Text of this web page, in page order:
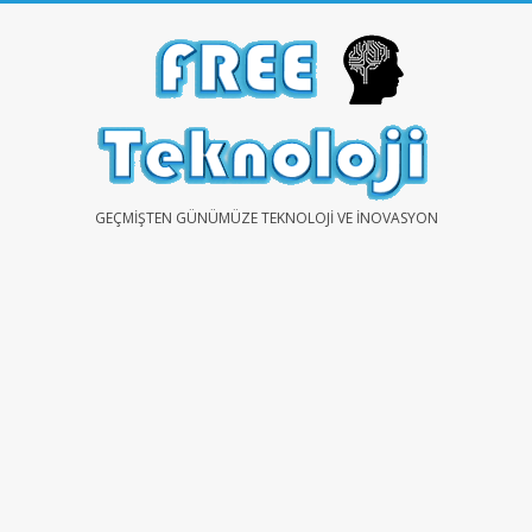
FREEGEÇMIŞTEN GÜNÜMÜZE TEKNOLOJI VE İNOVASYON